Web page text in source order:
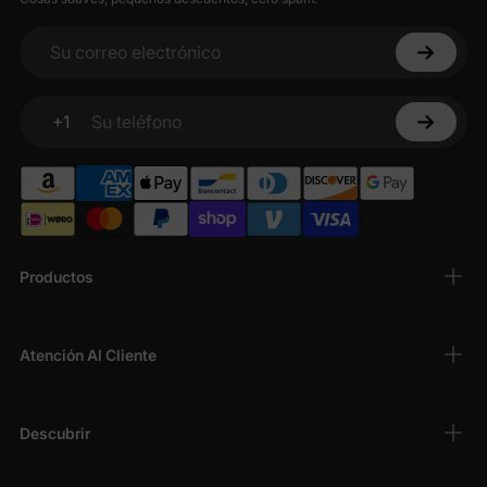
Productos
Atención Al Cliente
Descubrir
Su correo electrónico
+1
Su teléfono